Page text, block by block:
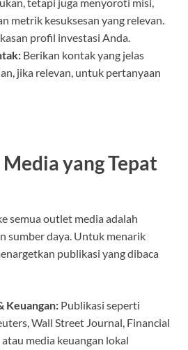
metrik kesuksesan yang relevan.
profil investasi Anda.
Berikan kontak yang jelas
jika relevan, untuk pertanyaan
yang Tepat
semua outlet media adalah
sumber daya. Untuk menarik
publikasi yang dibaca
Keuangan: Publikasi seperti
Wall Street Journal, Financial
atau media keuangan lokal